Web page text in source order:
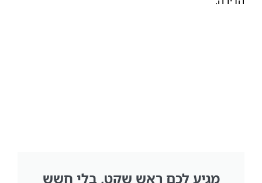
מגיע לכם ראש שקט, בלי חשש